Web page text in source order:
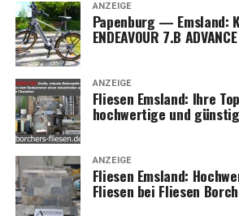
ANZEIGE
Papen­burg — Ems­land:
ENDEAVOUR 7.B
ANZEIGE
Flie­sen Ems­land: Ihre
hoch­wer­ti­ge und
ANZEIGE
Flie­sen Ems­land:
Flie­sen bei Flie­sen